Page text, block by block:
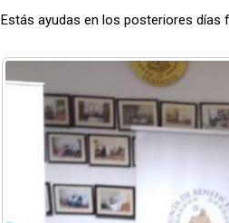
Estás ayudas en los posteriores días